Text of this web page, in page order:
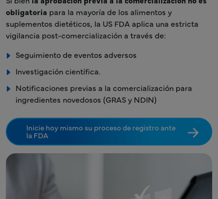
obligatoria para la mayoría de los alimentos y
suplementos dietéticos, la US FDA aplica una estricta
vigilancia post-comercialización a través de:
Seguimiento de eventos adversos
Investigación científica.
Notificaciones previas a la comercialización para
ingredientes novedosos (GRAS y NDIN)
Inicie hoy mismo su proceso de registro ante
la FDA